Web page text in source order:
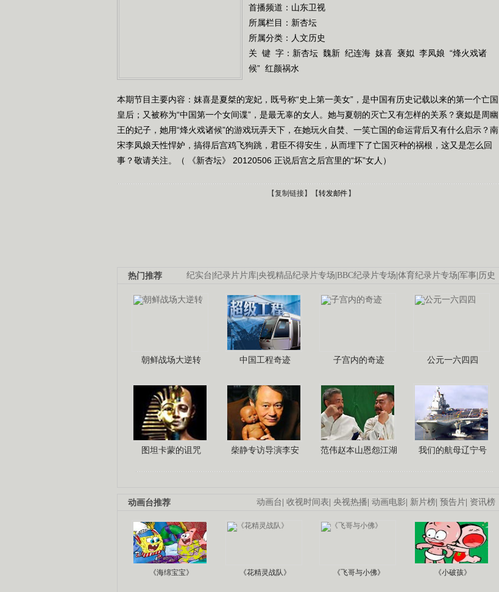
首播频道： 山东卫视
所属栏目： 新杏坛
所属分类：人文历史
关 键 字： 新杏坛 魏新 纪连海 妺喜 褒姒 李凤娘 “烽火戏诸
候” 红颜祸水
本期节目主要内容：妺喜是夏桀的宠妃，既号称“史上第一美女”，是中国有历史记载以来的第一个亡国
皇后；又被称为“中国第一个女间谍”，是最无辜的女人。她与夏朝的灭亡又有怎样的关系？褒姒是周幽
王的妃子，她用“烽火戏诸候”的游戏玩弄天下，在她玩火自焚、一笑亡国的命运背后又有什么启示？南
宋李凤娘天性悍妒，搞得后宫鸡飞狗跳，君臣不得安生，从而埋下了亡国灭种的祸根，这又是怎么回
事？敬请关注。（ 《新杏坛》 20120506 正说后宫之后宫里的“坏”女人）
【复制链接】【转发邮件 】
纪实台 纪录片片库 央视精品纪录片专场 BBC纪录片专场 体育纪录片专场 军事 历史
热门推荐
朝鲜战场大逆转 中国工程奇迹 子宫内的奇迹 公元一六四四
图坦卡蒙的诅咒 柴静专访导演李安 范伟赵本山恩怨江湖 我们的航母辽宁号
动画台 收视时间表 央视热播 动画电影 新片榜 预告片 资讯榜
动画台推荐
《海绵宝宝》 《花精灵战队》 《飞哥与小佛》 《小破孩》